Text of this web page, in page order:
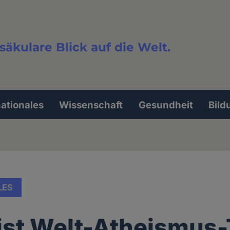
Blick auf die Welt.
Wissenschaft Gesundheit